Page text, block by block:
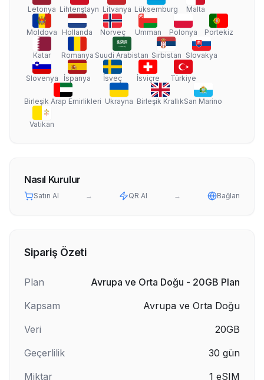
Letonya Lihtenştayn Litvanya Lüksemburg Malta
Moldova Hollanda Norveç Umman Polonya Portekiz
Katar Romanya Suudi Arabistan Sırbistan Slovakya
Slovenya İspanya İsveç İsviçre Türkiye
Birleşik Arap Emirlikleri Ukrayna Birleşik KrallıkSan Marino
Vatikan
Nasıl Kurulur
Satın Al → QR Al → Bağlan
Sipariş Özeti
Plan
Avrupa ve Orta Doğu - 20GB Plan
Kapsam
Avrupa ve Orta Doğu
Veri
20GB
Geçerlilik
30 gün
Miktar
1 eSIM